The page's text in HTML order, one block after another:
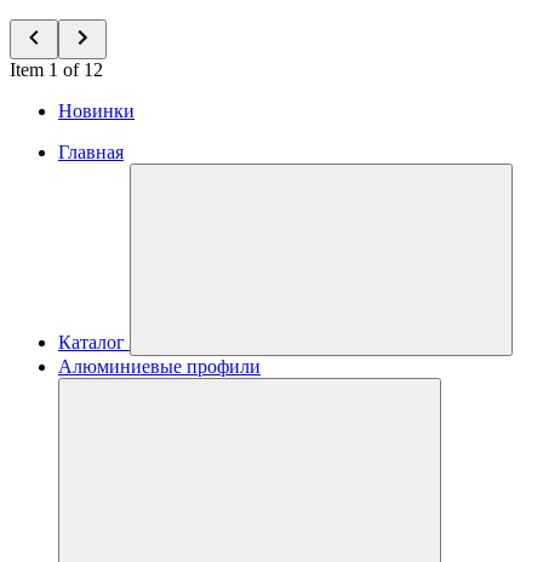
Item 1 of 12
Новинки
Главная
Каталог
Алюминиевые профили